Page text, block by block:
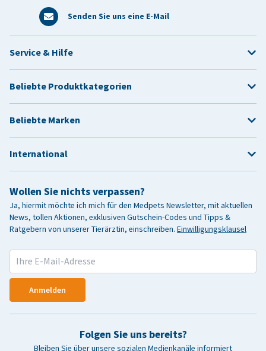
Senden Sie uns eine E-Mail
Wollen Sie nichts verpassen?
Ja, hiermit möchte ich mich für den Medpets Newsletter, mit aktuellen
News, tollen Aktionen, exklusiven Gutschein-Codes und Tipps &
Ratgebern von unserer Tierärztin, einschreiben. Einwilligungsklausel
Anmelden
Folgen Sie uns bereits?
Bleiben Sie über unsere sozialen Medienkanäle informiert
Service & Hilfe
Beliebte Produktkategorien
Beliebte Marken
International